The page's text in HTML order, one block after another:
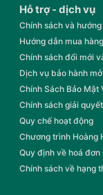
Hỗ trợ - dịch vụ
Chính sách và
Hướng dẫn mua
Chính sách đổi mới
Dịch vụ bảo hành
Chính Sách Bảo Mật
Chính sách giải
Quy chế hoạt động
Chương trình Hoàng
Quy định về hoá đơn
Chính sách về hạng